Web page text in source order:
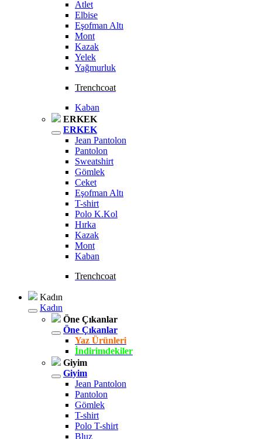
Atlet
Elbise
Eşofman Altı
Mont
Kazak
Yelek
Yağmurluk
Trenchcoat
Kaban
ERKEK
ERKEK
Jean Pantolon
Pantolon
Sweatshirt
Gömlek
Ceket
Eşofman Altı
T-shirt
Polo K.Kol
Hırka
Kazak
Mont
Kaban
Trenchcoat
Kadın
Kadın
Öne Çıkanlar
Öne Çıkanlar
Yaz Ürünleri
İndirimdekiler
Giyim
Giyim
Jean Pantolon
Pantolon
Gömlek
T-shirt
Polo T-shirt
Bluz